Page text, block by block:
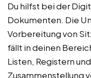
Du hilfst bei der
Dokumenten. Die
Vorbereitung von
fällt in deinen
Listen, Registern
Zusammenstellung